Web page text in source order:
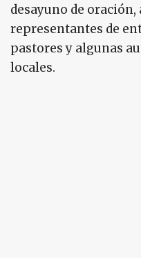
desayuno de
representantes de
pastores y algunas
locales.